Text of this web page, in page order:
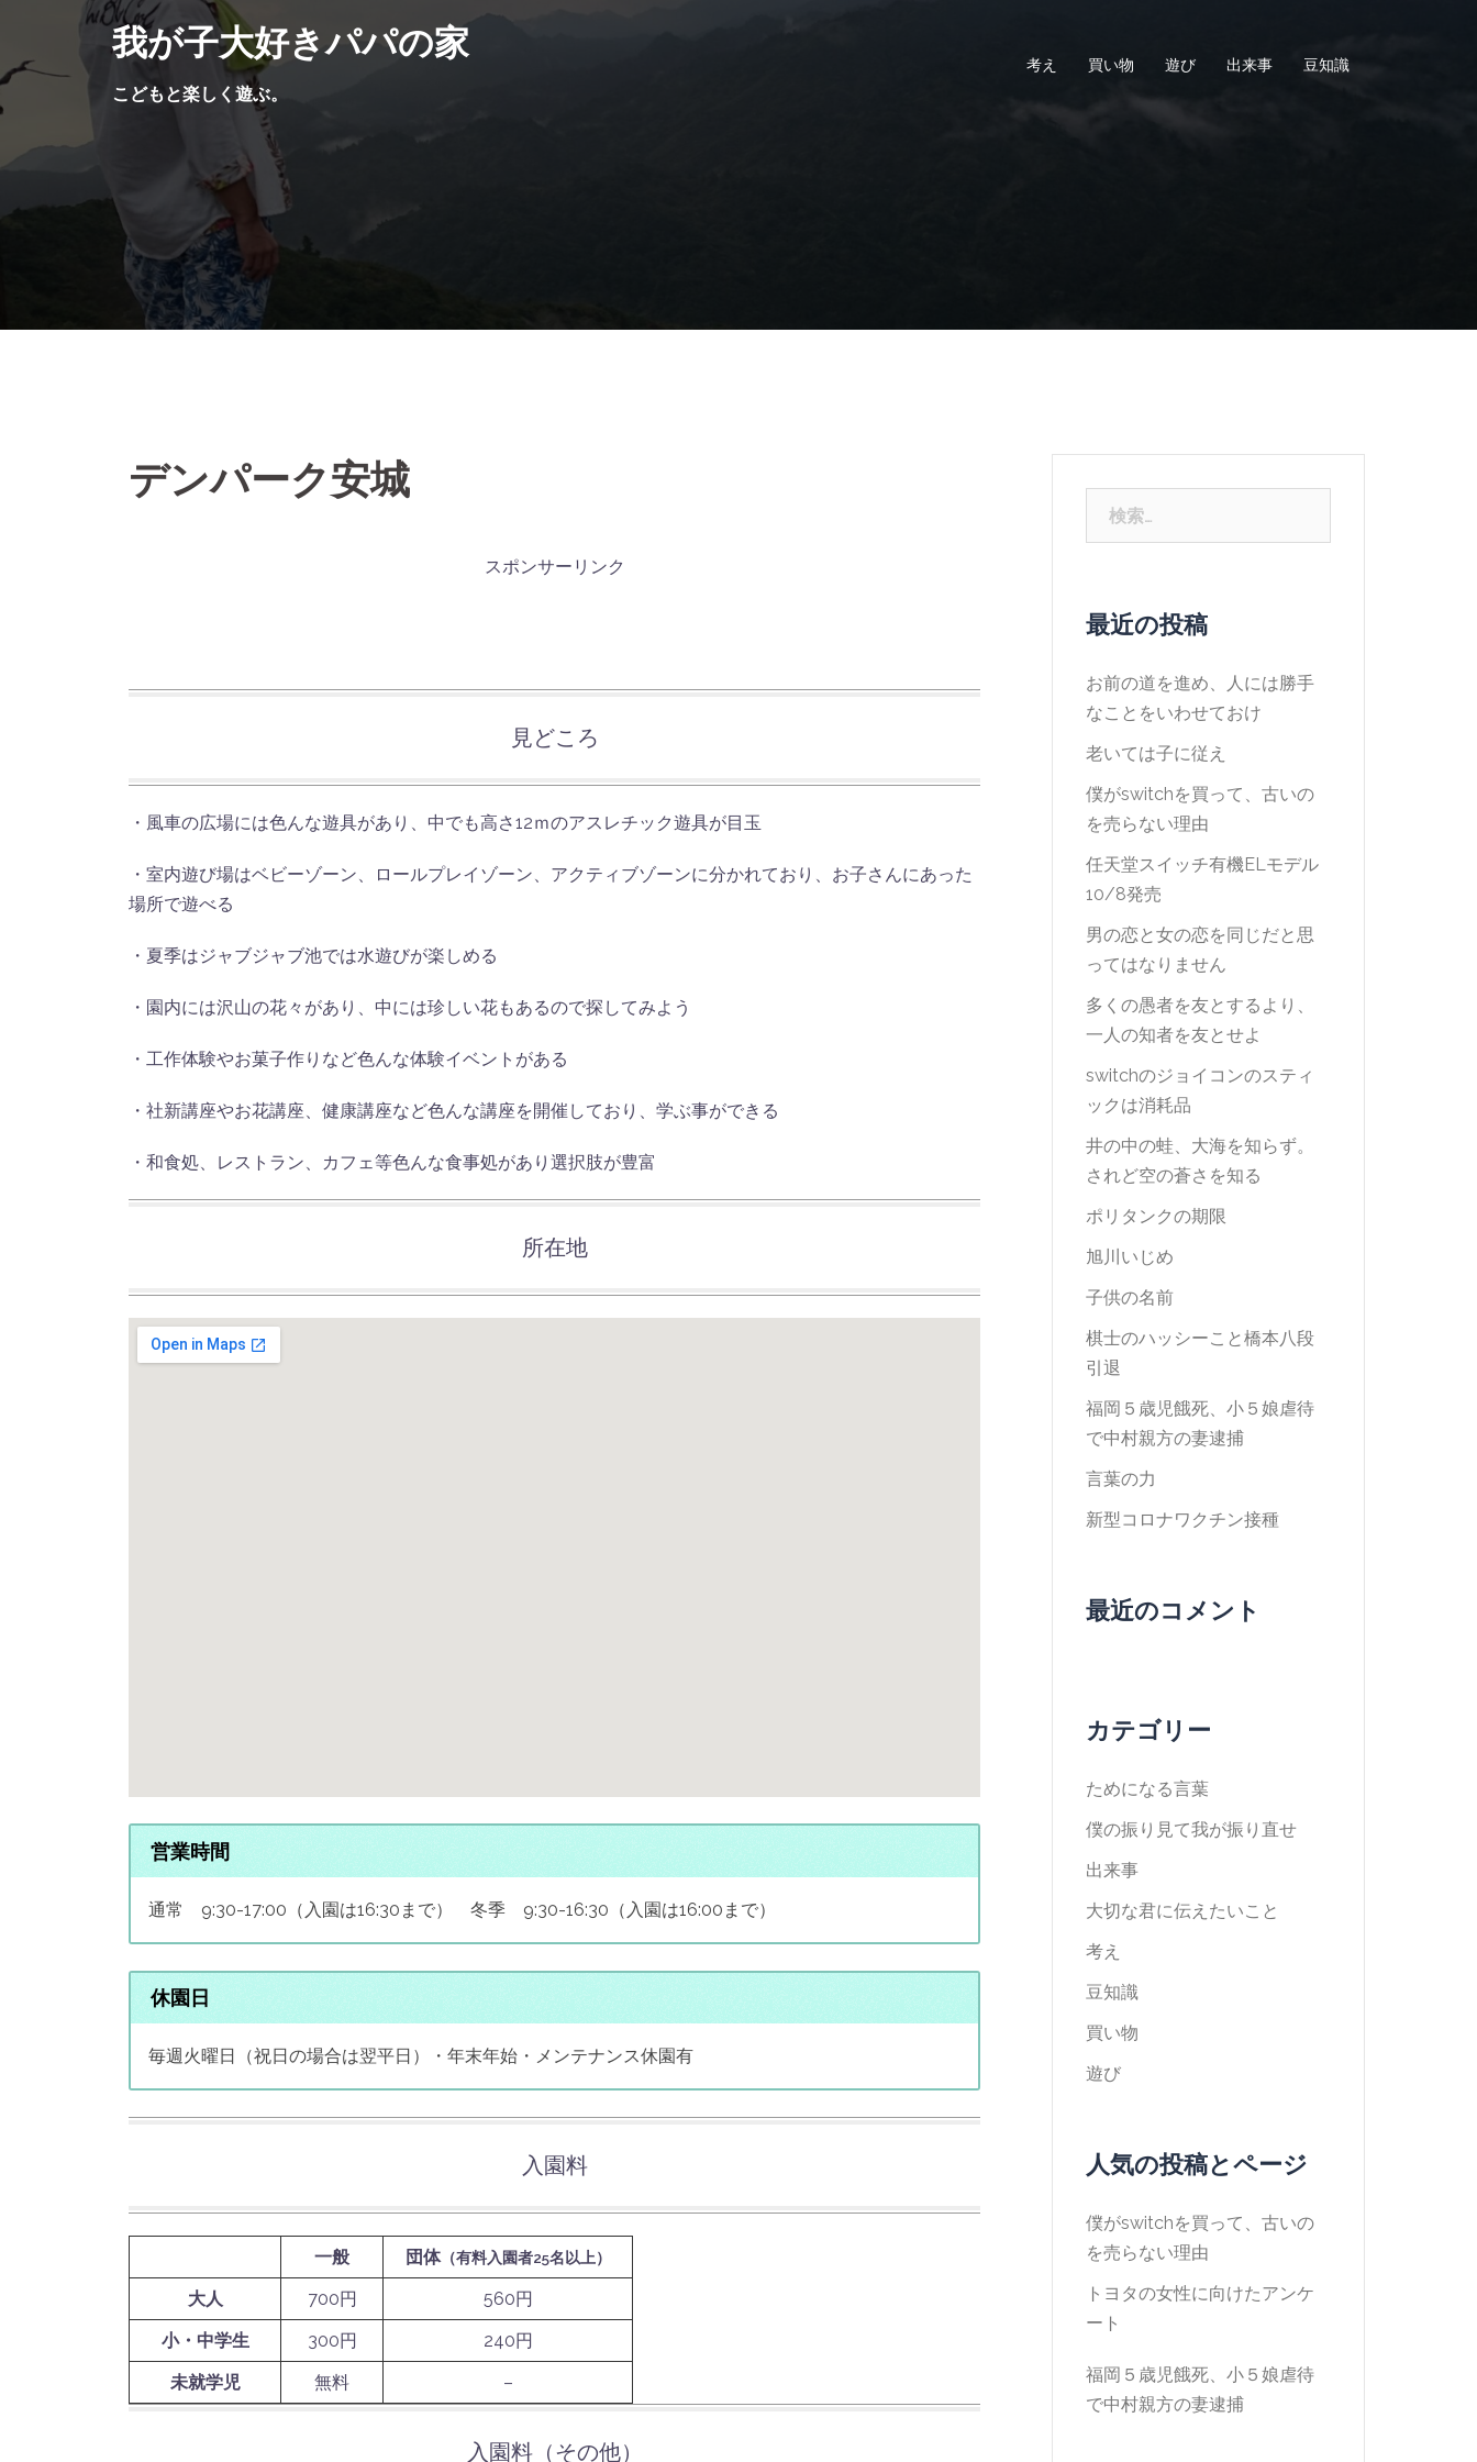
テ
ン
我が子大好きパパの家
こどもと楽しく遊ぶ。
考え 買い物 遊び 出来事 豆知識
デンパーク安城
スポンサーリンク
見どころ
・風車の広場には色んな遊具があり、中でも高さ12ｍのアスレチック遊具が目玉
・室内遊び場はベビーゾーン、ロールプレイゾーン、アクティブゾーンに分かれており、お子さんにあった
場所で遊べる
・夏季はジャブジャブ池では水遊びが楽しめる
・園内には沢山の花々があり、中には珍しい花もあるので探してみよう
・工作体験やお菓子作りなど色んな体験イベントがある
・社新講座やお花講座、健康講座など色んな講座を開催しており、学ぶ事ができる
・和食処、レストラン、カフェ等色んな食事処があり選択肢が豊富
所在地
営業時間
通常 9:30-17:00（入園は16:30まで） 冬季 9:30-16:30（入園は16:00まで）
休園日
毎週火曜日（祝日の場合は翌平日）・年末年始・メンテナンス休園有
入園料
一般 団体（有料入園者25名以上）
大人 700円
560円
小・中学生
300円
240円
未就学児
無料 –
入園料（その他）
最近の投稿
お前の道を進め、人には勝手
なことをいわせておけ
老いては子に従え
僕がswitchを買って、古いの
を売らない理由
任天堂スイッチ有機ELモデル
10/8発売
男の恋と女の恋を同じだと思
ってはなりません
多くの愚者を友とするより、
一人の知者を友とせよ
switchのジョイコンのスティ
ックは消耗品
井の中の蛙、大海を知らず。
されど空の蒼さを知る
ポリタンクの期限
旭川いじめ
子供の名前
棋士のハッシーこと橋本八段
引退
福岡５歳児餓死、小５娘虐待
で中村親方の妻逮捕
言葉の力
新型コロナワクチン接種
最近のコメント
カテゴリー
ためになる言葉
僕の振り見て我が振り直せ
出来事
大切な君に伝えたいこと
考え
豆知識
買い物
遊び
人気の投稿とページ
僕がswitchを買って、古いの
を売らない理由
トヨタの女性に向けたアンケ
ート
福岡５歳児餓死、小５娘虐待
で中村親方の妻逮捕